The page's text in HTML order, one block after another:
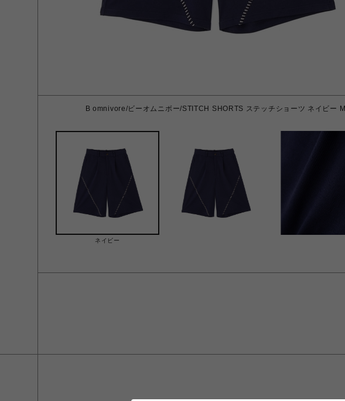
B omnivore/ビーオムニボー/STITCH SHORTS ステッチショーツ ネイビー M
ネイビー